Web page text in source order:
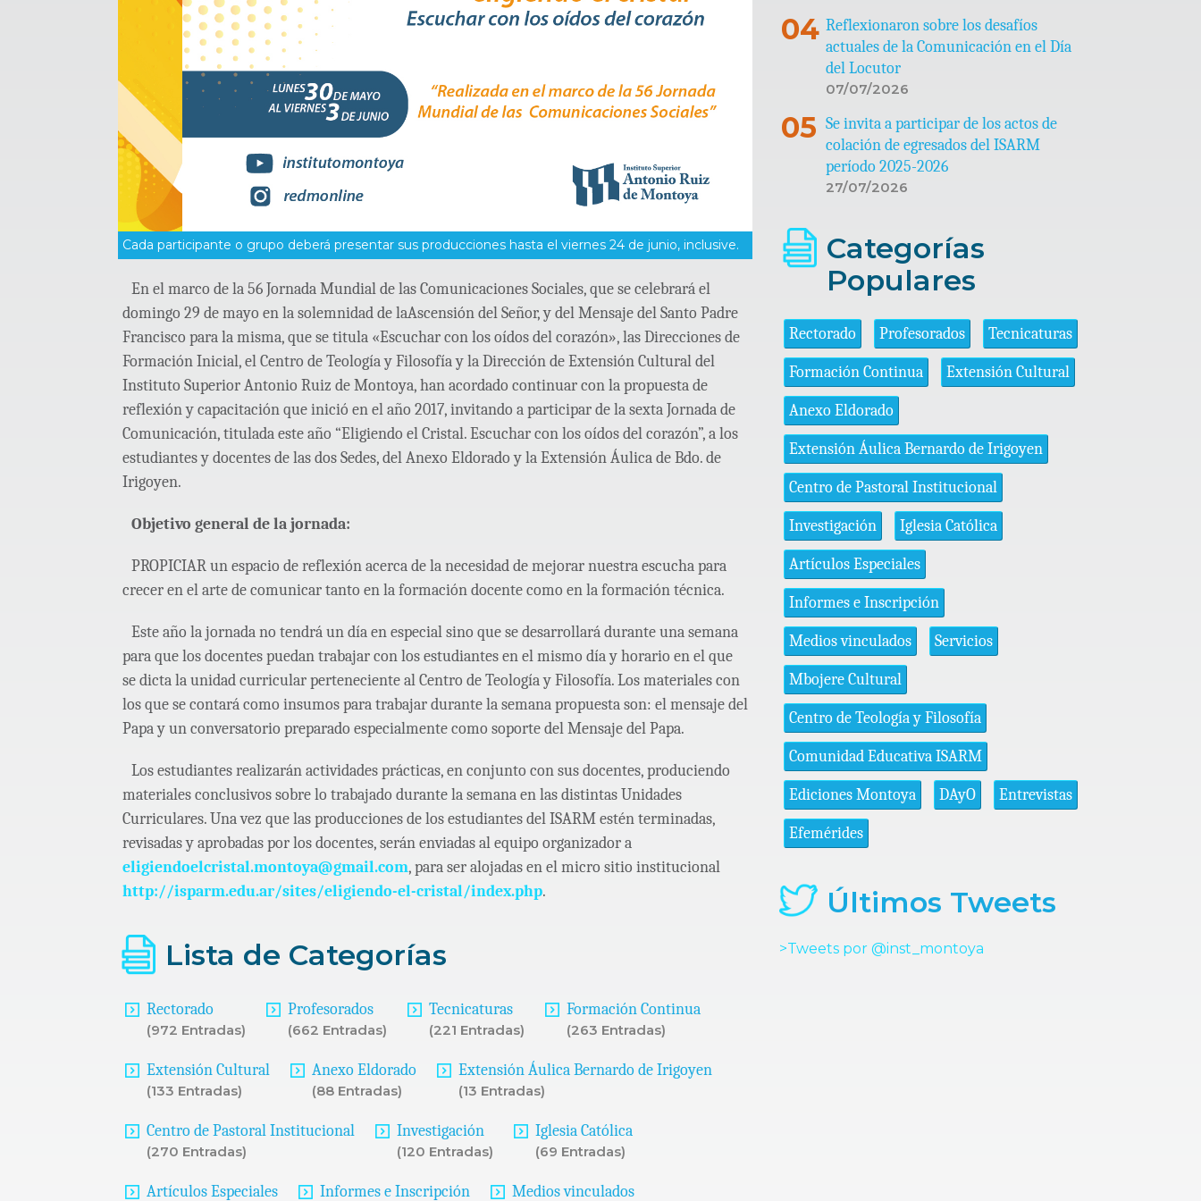
Cada participante o grupo deberá presentar sus producciones hasta el viernes 24 de junio, inclusive.
En el marco de la 56 Jornada Mundial de las Comunicaciones Sociales, que se celebrará el
domingo 29 de mayo en la solemnidad de laAscensión del Señor, y del Mensaje del Santo Padre
Francisco para la misma, que se titula «Escuchar con los oídos del corazón», las Direcciones de
Formación Inicial, el Centro de Teología y Filosofía y la Dirección de Extensión Cultural del
Instituto Superior Antonio Ruiz de Montoya, han acordado continuar con la propuesta de
reflexión y capacitación que inició en el año 2017, invitando a participar de la sexta Jornada de
Comunicación, titulada este año “Eligiendo el Cristal. Escuchar con los oídos del corazón”, a los
estudiantes y docentes de las dos Sedes, del Anexo Eldorado y la Extensión Áulica de Bdo. de
Irigoyen.
Objetivo general de la jornada:
PROPICIAR un espacio de reflexión acerca de la necesidad de mejorar nuestra escucha para
crecer en el arte de comunicar tanto en la formación docente como en la formación técnica.
Este año la jornada no tendrá un día en especial sino que se desarrollará durante una semana
para que los docentes puedan trabajar con los estudiantes en el mismo día y horario en el que
se dicta la unidad curricular perteneciente al Centro de Teología y Filosofía. Los materiales con
los que se contará como insumos para trabajar durante la semana propuesta son: el mensaje del
Papa y un conversatorio preparado especialmente como soporte del Mensaje del Papa.
Los estudiantes realizarán actividades prácticas, en conjunto con sus docentes, produciendo
materiales conclusivos sobre lo trabajado durante la semana en las distintas Unidades
Curriculares. Una vez que las producciones de los estudiantes del ISARM estén terminadas,
revisadas y aprobadas por los docentes, serán enviadas al equipo organizador a
eligiendoelcristal.montoya@gmail.com, para ser alojadas en el micro sitio institucional
http://isparm.edu.ar/sites/eligiendo-el-cristal/index.php.
Lista de Categorías
Rectorado
(972 Entradas)
Profesorados
(662 Entradas)
Tecnicaturas
(221 Entradas)
Formación Continua
(263 Entradas)
Extensión Cultural
(133 Entradas)
Anexo Eldorado
(88 Entradas)
Extensión Áulica Bernardo de Irigoyen
(13 Entradas)
Centro de Pastoral Institucional
(270 Entradas)
Investigación
(120 Entradas)
Iglesia Católica
(69 Entradas)
Artículos Especiales Informes e Inscripción Medios vinculados
Reflexionaron sobre los desafíos
actuales de la Comunicación en el Día
del Locutor
07/07/2026
Se invita a participar de los actos de
colación de egresados del ISARM
período 2025-2026
27/07/2026
Categorías
Populares
Rectorado Profesorados Tecnicaturas
Formación Continua Extensión Cultural
Anexo Eldorado
Extensión Áulica Bernardo de Irigoyen
Centro de Pastoral Institucional
Investigación Iglesia Católica
Artículos Especiales
Informes e Inscripción
Medios vinculados Servicios
Mbojere Cultural
Centro de Teología y Filosofía
Comunidad Educativa ISARM
Ediciones Montoya DAyO Entrevistas
Efemérides
Últimos Tweets
>Tweets por @inst_montoya